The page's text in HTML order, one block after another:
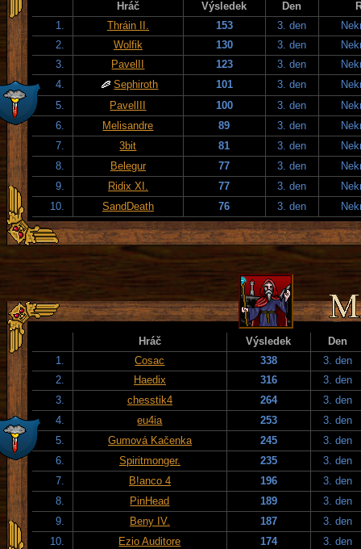
Hráč Výsledek Den
1.
Thráin II. 153 3. den
2.
Wolfik 130 3. den
3.
PavelII 123 3. den
4.
Sephiroth 101 3. den
5.
PavelIII 100 3. den
6.
Melisandre 89 3. den
7.
3bit 81 3. den
8.
Belegur 77 3. den
9.
Ridix XI. 77 3. den
10.
SandDeath 76 3. den
Hráč Výsledek
Den
1.
Cosac 338
3. den
2.
Haedix 316
3. den
3.
chesstik4 264
3. den
4.
eu4ia 253
3. den
5.
Gumová Kačenka 245
3. den
6.
Spiritmonger. 235
3. den
7.
B!anco 4 196
3. den
8.
PinHead 189
3. den
9.
Beny IV. 187
3. den
10.
Ezio Auditore 174 3. den